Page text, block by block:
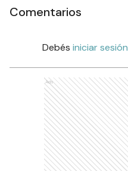
Comentarios
Debés iniciar sesión
Ads